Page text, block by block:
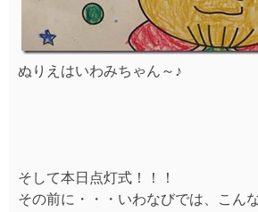
ぬりえはいわみちゃん～♪
そして本日点灯式！！！
その前に・・・いわなびでは、こん